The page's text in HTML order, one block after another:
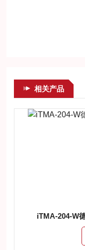
相关产品
iTMA-204-W